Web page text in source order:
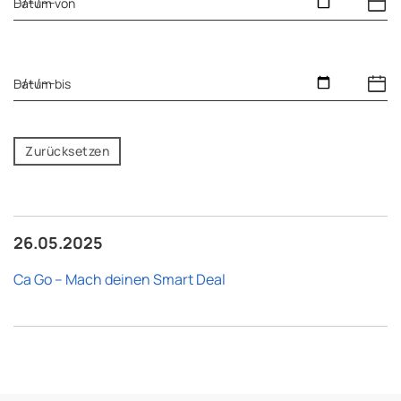
Datum bis
Zurücksetzen
26.05.2025
Ca Go – Mach deinen Smart Deal